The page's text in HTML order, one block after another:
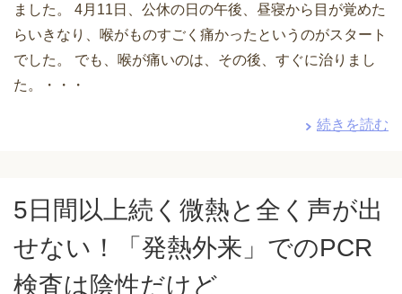
ました。 4月11日、公休の日の午後、昼寝から目が覚めた
らいきなり、喉がものすごく痛かったというのがスタート
でした。 でも、喉が痛いのは、その後、すぐに治りまし
た。・・・
続きを読む
5日間以上続く微熱と全く声が出
せない！「発熱外来」でのPCR
検査は陰性だけど